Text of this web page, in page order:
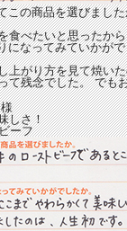
この商品を選びまし
食べたいと思ったか
になってみていかが
上がり方を見て焼い
て残念でした。 でも
しさ！
ーフ